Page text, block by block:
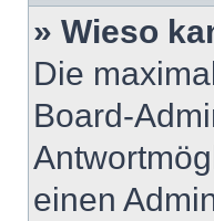
» Wieso
Die
Board-
einen